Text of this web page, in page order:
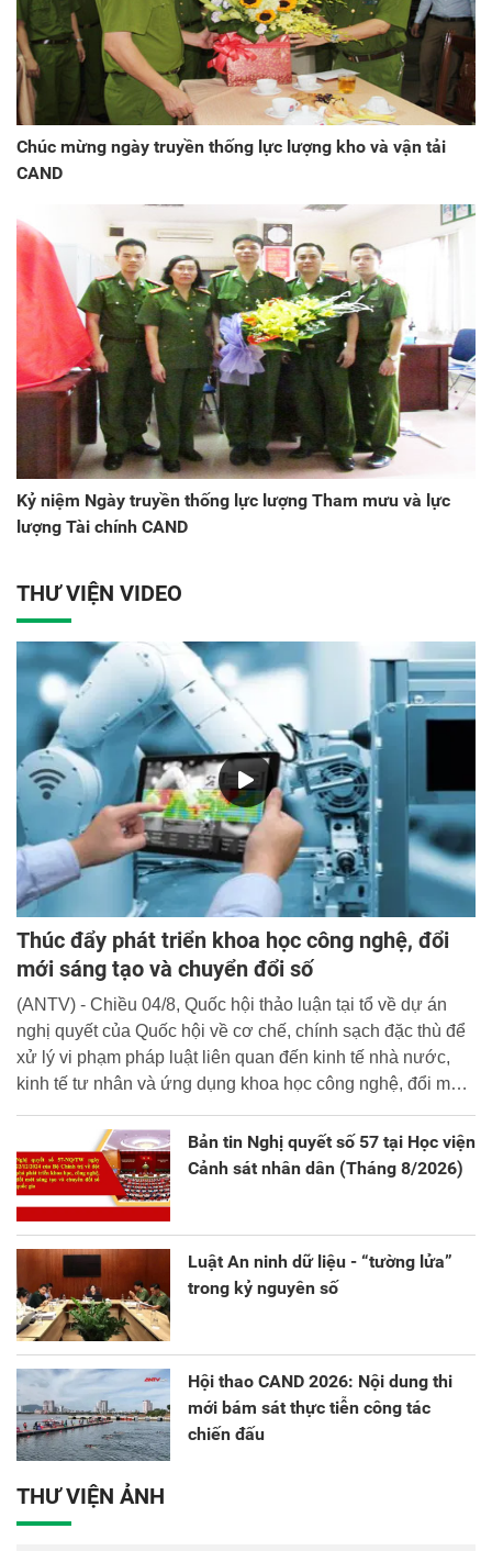
Chúc mừng ngày truyền thống lực lượng kho và vận tải
CAND
Kỷ niệm Ngày truyền thống lực lượng Tham mưu và lực
lượng Tài chính CAND
THƯ VIỆN VIDEO
Thúc đẩy phát triển khoa học công nghệ, đổi
mới sáng tạo và chuyển đổi số
(ANTV) - Chiều 04/8, Quốc hội thảo luận tại tổ về dự án
nghị quyết của Quốc hội về cơ chế, chính sạch đặc thù để
xử lý vi phạm pháp luật liên quan đến kinh tế nhà nước,
kinh tế tư nhân và ứng dụng khoa học công nghệ, đổi mới
Bản tin Nghị quyết số 57 tại Học viện
Cảnh sát nhân dân (Tháng 8/2026)
Luật An ninh dữ liệu - “tường lửa”
trong kỷ nguyên số
Hội thao CAND 2026: Nội dung thi
mới bám sát thực tiễn công tác
chiến đấu
THƯ VIỆN ẢNH